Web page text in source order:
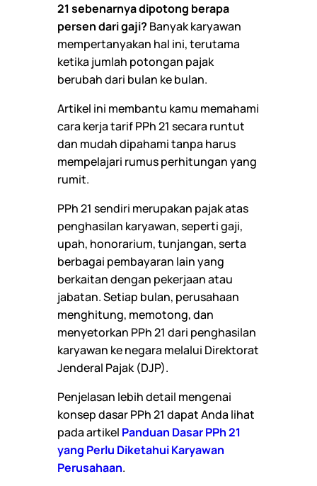
21 sebenarnya dipotong berapa
persen dari gaji? Banyak karyawan
mempertanyakan hal ini, terutama
ketika jumlah potongan pajak
berubah dari bulan ke bulan.
Artikel ini membantu kamu memahami
cara kerja tarif PPh 21 secara runtut
dan mudah dipahami tanpa harus
mempelajari rumus perhitungan yang
rumit.
PPh 21 sendiri merupakan pajak atas
penghasilan karyawan, seperti gaji,
upah, honorarium, tunjangan, serta
berbagai pembayaran lain yang
berkaitan dengan pekerjaan atau
jabatan. Setiap bulan, perusahaan
menghitung, memotong, dan
menyetorkan PPh 21 dari penghasilan
karyawan ke negara melalui Direktorat
Jenderal Pajak (DJP).
Penjelasan lebih detail mengenai
konsep dasar PPh 21 dapat Anda lihat
pada artikel Panduan Dasar PPh 21
yang Perlu Diketahui Karyawan
Perusahaan.